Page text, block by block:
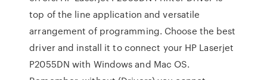
top of the line application and versatile
arrangement of programming. Choose the best
driver and install it to connect your HP Laserjet
P2055DN with Windows and Mac OS.